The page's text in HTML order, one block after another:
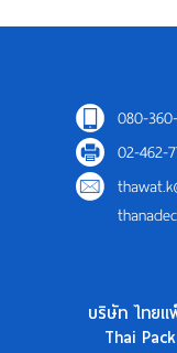
080-
02-462-
บริษัท ไทยแ
Thai